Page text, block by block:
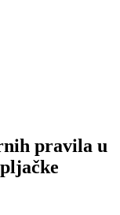
pravila u